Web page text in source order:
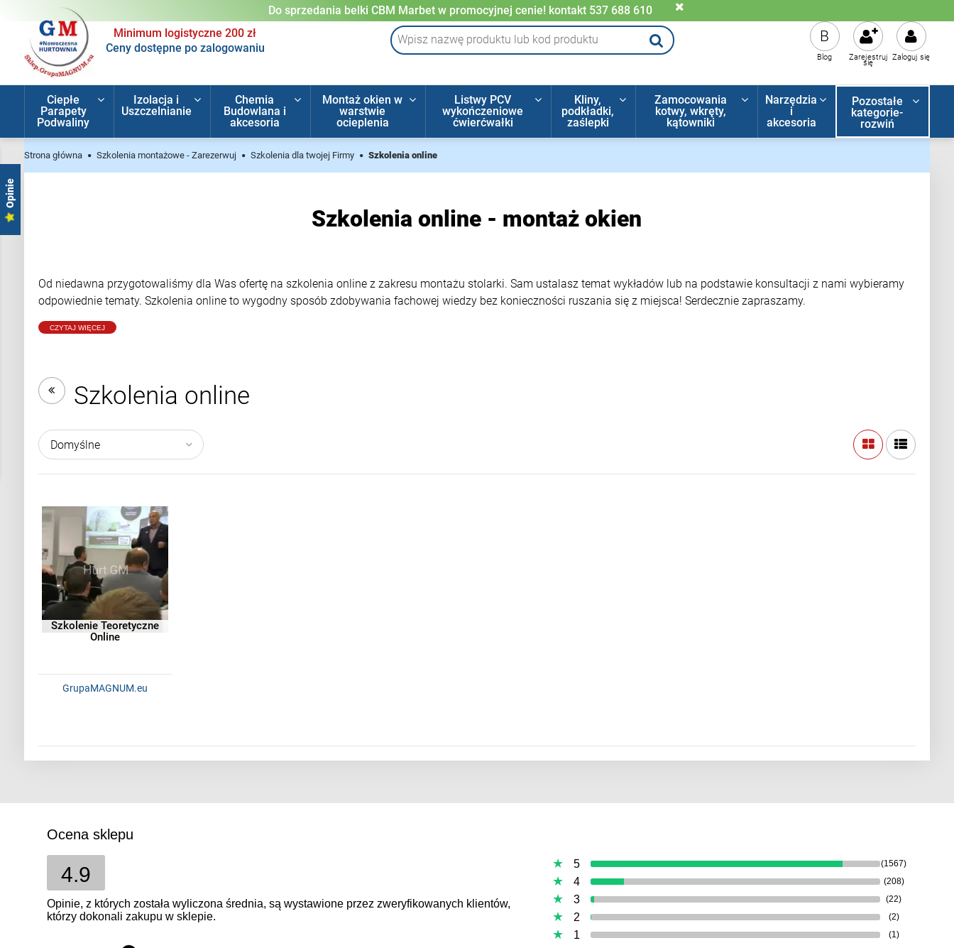
Do sprzedania belki CBM Marbet w promocyjnej cenie! kontakt 537 688 610
Minimum logistyczne 200 zł
Ceny dostępne po zalogowaniu
B
Blog Zaloguj się
Zarejestruj
się
Ciepłe
Parapety
Podwaliny
Izolacja i
Uszczelnianie
Chemia
Budowlana i
akcesoria
Montaż okien w
warstwie
ocieplenia
Listwy PCV
wykończeniowe
ćwierćwałki
Kliny,
podkładki,
zaślepki
Zamocowania
kotwy, wkręty,
kątowniki
Narzędzia
i
akcesoria
Pozostałe
kategorie-
rozwiń
Strona główna Szkolenia montażowe - Zarezerwuj Szkolenia dla twojej Firmy Szkolenia online
Szkolenia online - montaż okien
Od niedawna przygotowaliśmy dla Was ofertę na szkolenia online z zakresu montażu stolarki. Sam ustalasz temat wykładów lub na podstawie konsultacji z nami wybieramy
odpowiednie tematy. Szkolenia online to wygodny sposób zdobywania fachowej wiedzy bez konieczności ruszania się z miejsca! Serdecznie zapraszamy.
CZYTAJ WIĘCEJ
Szkolenia online
Szkolenie Teoretyczne
Online
GrupaMAGNUM.eu
Ocena sklepu
4.9
Opinie, z których została wyliczona średnia, są wystawione przez zweryfikowanych klientów,
którzy dokonali zakupu w sklepie.
5 (1567)
4 (208)
3 (22)
2 (2)
1 (1)
Opinie